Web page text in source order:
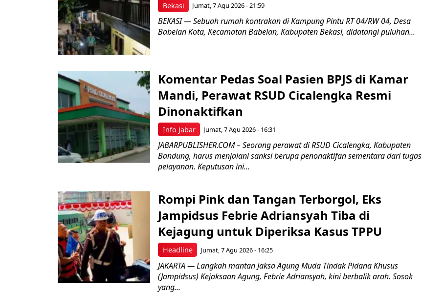
Bekasi Jumat, 7 Agu 2026 - 21:59
BEKASI — Sebuah rumah kontrakan di Kampung Pintu RT 04/RW 04, Desa
Babelan Kota, Kecamatan Babelan, Kabupaten Bekasi, didatangi puluhan...
Info Jabar
Komentar Pedas Soal Pasien BPJS di Kamar
Mandi, Perawat RSUD Cicalengka Resmi
Dinonaktifkan
Jumat, 7 Agu 2026 - 16:31
JABARPUBLISHER.COM – Seorang perawat di RSUD Cicalengka, Kabupaten
Bandung, harus menjalani sanksi berupa penonaktifan sementara dari tugas
pelayanan. Keputusan ini...
Headline
Rompi Pink dan Tangan Terborgol, Eks
Jampidsus Febrie Adriansyah Tiba di
Kejagung untuk Diperiksa Kasus TPPU
Jumat, 7 Agu 2026 - 16:25
JAKARTA — Langkah mantan Jaksa Agung Muda Tindak Pidana Khusus
(Jampidsus) Kejaksaan Agung, Febrie Adriansyah, kini berbalik arah. Sosok
yang...